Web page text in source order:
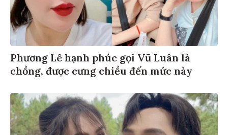
Phương Lê hạnh phúc gọi Vũ Luân là
chồng, được cưng chiều đến mức này